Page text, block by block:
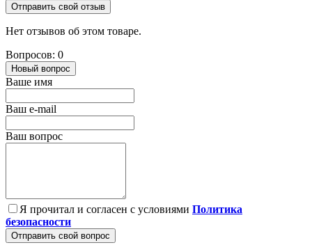
Отправить свой отзыв
Нет отзывов об этом товаре.
Вопросов: 0
Новый вопрос
Ваше имя
Ваш e-mail
Ваш вопрос
Я прочитал и согласен с условиями Политика
безопасности
Отправить свой вопрос